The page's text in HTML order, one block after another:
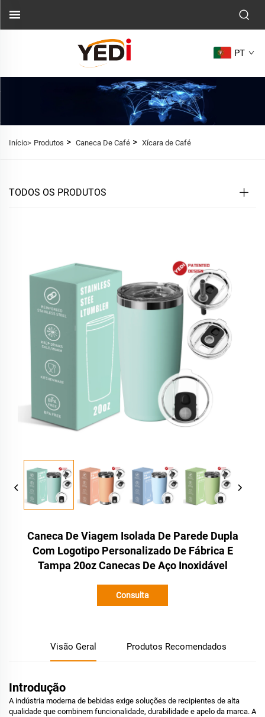
PT
Início> Produtos > Caneca De Café > Xícara de Café
TODOS OS PRODUTOS
Caneca De Viagem Isolada De Parede Dupla
Com Logotipo Personalizado De Fábrica E
Tampa 20oz Canecas De Aço Inoxidável
Consulta
Visão Geral Produtos Recomendados
Introdução
A indústria moderna de bebidas exige soluções de recipientes de alta
qualidade que combinem funcionalidade, durabilidade e apelo da marca. A